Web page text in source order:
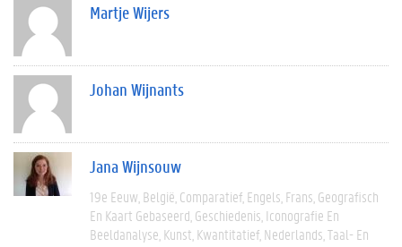
Martje Wijers
Johan Wijnants
Jana Wijnsouw
19e Eeuw België Comparatief Engels Frans Geografisch
En Kaart Gebaseerd Geschiedenis Iconografie En
Beeldanalyse Kunst Kwantitatief Nederlands Taal- En